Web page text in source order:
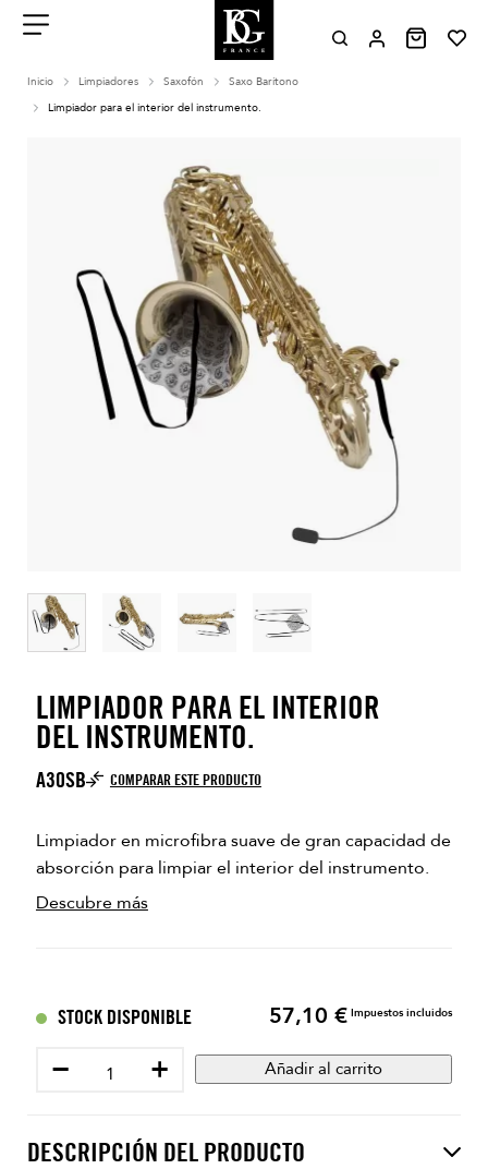
contenu
Inicio Limpiadores Saxofón
Saxo Barítono
Limpiador para el interior del instrumento.
LIMPIADOR PARA EL INTERIOR
DEL INSTRUMENTO.
A30SB COMPARAR ESTE PRODUCTO
Limpiador en microfibra suave de gran capacidad de
absorción para limpiar el interior del instrumento.
Descubre más
STOCK DISPONIBLE Precio
57,10 € Impuestos incluidos
− + Añadir al carrito
DESCRIPCIÓN DEL PRODUCTO